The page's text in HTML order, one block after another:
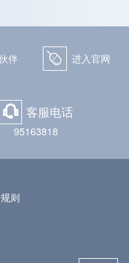
伴 򰀄 进入官网
򰀃 客服电话
95163818
则